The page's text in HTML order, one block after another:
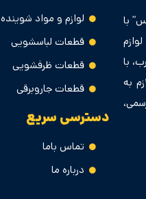
با
با
به
لوازم و مواد شوینده
قطعات لباسشویی
قطعات ظرفشویی
قطعات جاروبرقی
دسترسی سریع
تماس باما
درباره ما